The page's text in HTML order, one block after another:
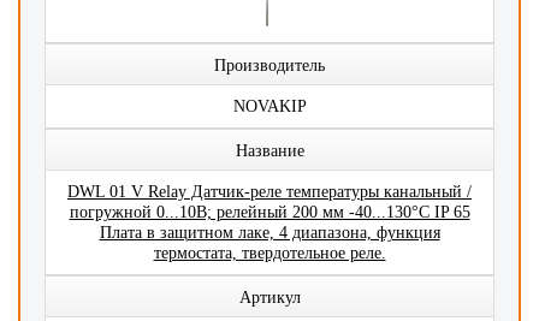
Производитель
NOVAKIP
Название
DWL 01 V Relay Датчик-реле температуры канальный /
погружной 0...10В; релейный 200 мм -40...130°C IP 65
Плата в защитном лаке, 4 диапазона, функция
термостата, твердотельное реле.
Артикул